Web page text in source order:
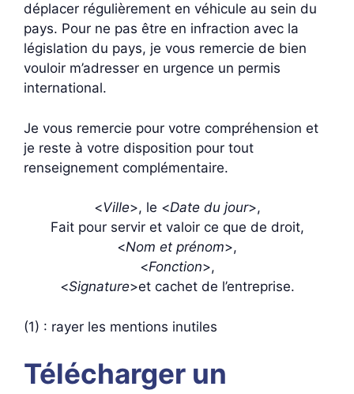
déplacer régulièrement en véhicule au sein du
pays. Pour ne pas être en infraction avec la
législation du pays, je vous remercie de bien
vouloir m’adresser en urgence un permis
international.
Je vous remercie pour votre compréhension et
je reste à votre disposition pour tout
renseignement complémentaire.
<Ville>, le <Date du jour>,
Fait pour servir et valoir ce que de droit,
<Nom et prénom>,
<Fonction>,
<Signature>et cachet de l’entreprise.
(1) : rayer les mentions inutiles
Télécharger un